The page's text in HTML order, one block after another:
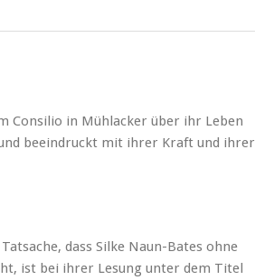
Consilio in Mühlacker über ihr Leben
beeindruckt mit ihrer Kraft und ihrer
dass Silke Naun-Bates ohne
ist bei ihrer Lesung unter dem Titel